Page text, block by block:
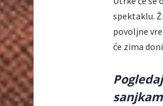
spektaklu.
povoljne
će zima